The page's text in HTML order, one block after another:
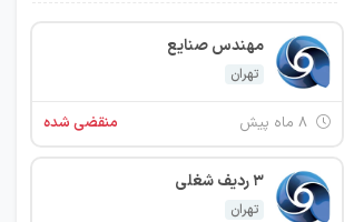
مهندس صنایع
تهران
منقضی شده
3 ردیف شغلی
تهران